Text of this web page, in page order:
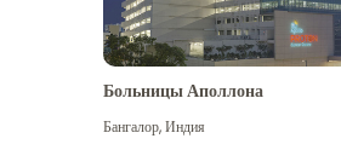
Посмотреть больше
Больницы Аполлона
Бангалор,Индия